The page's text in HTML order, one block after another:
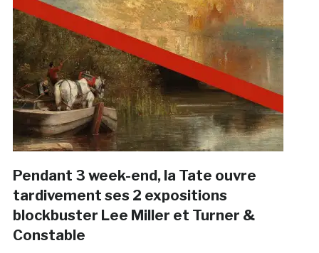
Pendant 3 week-end, la Tate ouvre
tardivement ses 2 expositions
blockbuster Lee Miller et Turner &
Constable